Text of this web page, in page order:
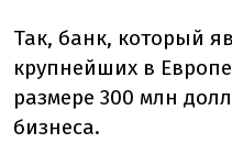
Так, банк, который
крупнейших в
размере 300 млн
бизнеса.